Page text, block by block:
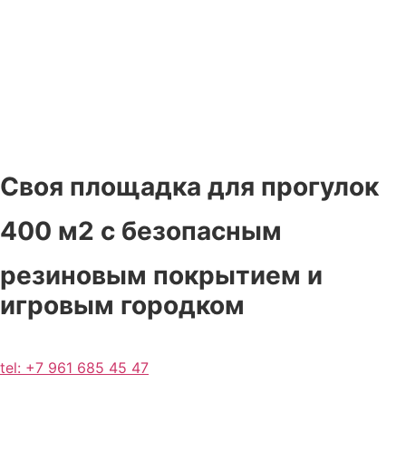
Своя площадка для прогулок
400 м2 с безопасным
резиновым покрытием и
игровым городком
tel: +7 961 685 45 47